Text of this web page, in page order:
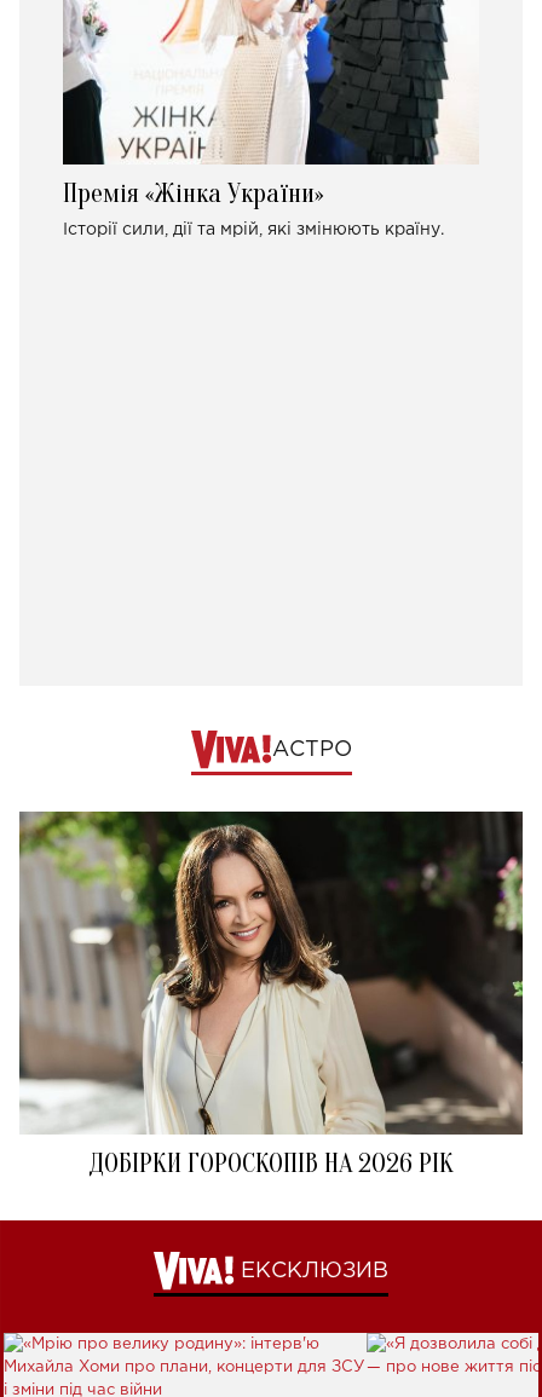
Премія «Жінка України»
Історії сили, дії та мрій, які змінюють країну.
АСТРО
ДОБІРКИ ГОРОСКОПІВ НА 2026 РІК
ЕКСКЛЮЗИВ